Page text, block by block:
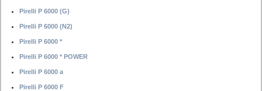
Pirelli P 6000 (G)
Pirelli P 6000 (N2)
Pirelli P 6000 *
Pirelli P 6000 * POWER
Pirelli P 6000 a
Pirelli P 6000 F